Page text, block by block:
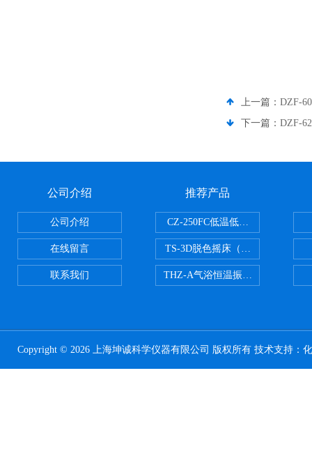
上一篇： DZF-
下一篇： DZF-
公司介绍
公司介绍
在线留言
联系我们
推荐产品
CZ-250FC低温低湿种子储藏柜
TS-3D脱色摇床（三维运动）
THZ-A气浴恒温振荡器
Copyright © 2026 上海坤诚科学仪器有限公司 版权所有 技术支持：